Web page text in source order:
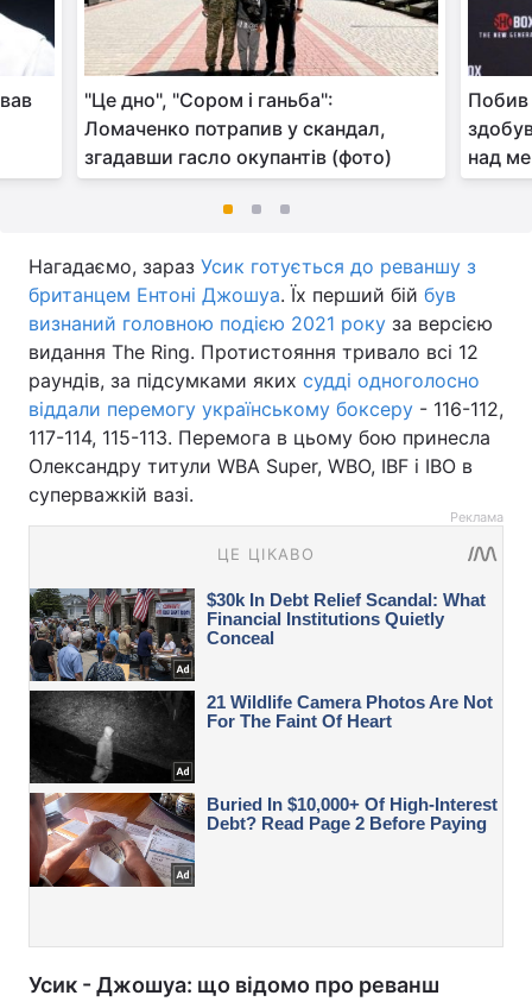
"Це дно", "Сором і ганьба":
Ломаченко потрапив у скандал,
згадавши гасло окупантів (фото)
Побив
над
Нагадаємо, зараз Усик готується до реваншу з
британцем Ентоні Джошуа. Їх перший бій був
визнаний головною подією 2021 року за версією
видання The Ring. Протистояння тривало всі 12
раундів, за підсумками яких судді одноголосно
віддали перемогу українському боксеру - 116-112,
117-114, 115-113. Перемога в цьому бою принесла
Олександру титули WBA Super, WBO, IBF і IBO в
суперважкій вазі.
Реклама
Усик - Джошуа: що відомо про реванш